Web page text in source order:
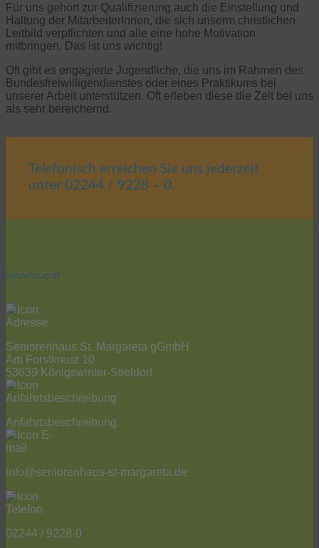
Für uns gehört zur Qualifizierung auch die Einstellung und
Haltung der MitarbeiterInnen, die sich unserm christlichen
Leitbild verpflichten und alle eine hohe Motivation
mitbringen. Das ist uns wichtig!
Oft gibt es engagierte Jugendliche, die uns im Rahmen des
Bundesfreiwilligendienstes oder eines Praktikums bei
unserer Arbeit unterstützen. Oft erleben diese die Zeit bei uns
als sehr bereichernd.
Telefonisch erreichen Sie uns jederzeit
unter 02244 / 9228 – 0.
Schnellzugriff
Seniorenhaus St. Margareta gGmbH
Am Forstkreuz 10
53639 Königswinter-Stieldorf
Anfahrtsbeschreibung
info@seniorenhaus-st-margareta.de
02244 / 9228-0